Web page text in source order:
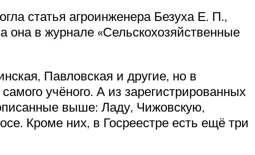
статья агроинженера Безуха Е. П.,
в журнале «Сельскохозяйственные
Павловская и другие, но в
учёного. А из зарегистрированных
выше: Ладу, Чижовскую,
Кроме них, в Госреестре есть ещё три